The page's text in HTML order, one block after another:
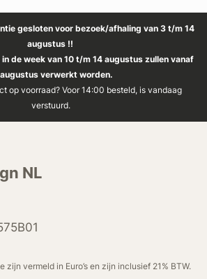
gesloten voor bezoek/afhaling van 3 t/m 14
augustus !!
de week van 10 t/m 14 augustus zullen vanaf
verwerkt worden.
op voorraad? Voor 14:00 besteld, is vandaag
verstuurd.
NL
zijn vermeld in Euro’s en zijn inclusief 21% BTW.